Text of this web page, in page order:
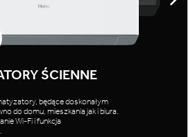
MRV
ŚCIENNE
będące doskonałym
do domu, mieszkania jak i biura.
Wi-Fi i funkcja